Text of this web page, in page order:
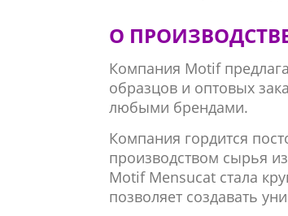
О
Компания Motif
образцов и оптовых
любыми брендами.
Компания гордится
производством сырья
Motif Mensucat стала
позволяет создавать